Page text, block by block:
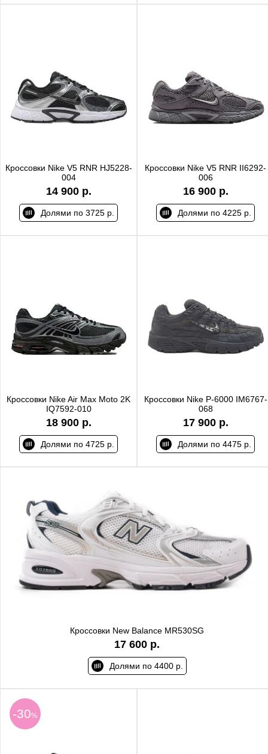
Кроссовки Nike V5 RNR HJ5228-
004
14 900 р.
Долями по 3725 р.
Кроссовки Nike V5 RNR II6292-
006
16 900 р.
Долями по 4225 р.
Кроссовки Nike Air Max Moto 2K
IQ7592-010
18 900 р.
Долями по 4725 р.
Кроссовки Nike P-6000 IM6767-
068
17 900 р.
Долями по 4475 р.
Кроссовки New Balance MR530SG
17 600 р.
Долями по 4400 р.
-30%